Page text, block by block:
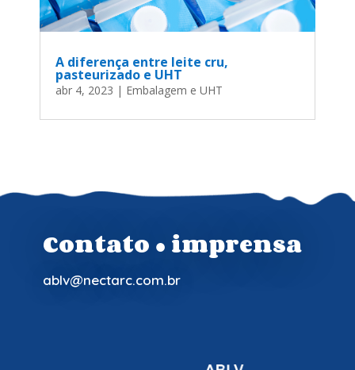
A diferença entre leite cru,
pasteurizado e UHT
abr 4, 2023 | Embalagem e UHT
Contato ● imprensa
ablv@nectarc.com.br